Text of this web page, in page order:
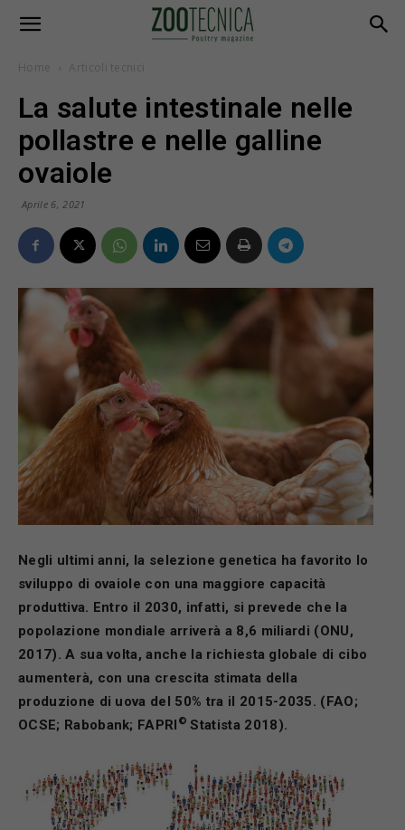
Home Articoli tecnici
La salute intestinale nelle
pollastre e nelle galline
ovaiole
Aprile 6, 2021
Negli ultimi anni, la selezione genetica ha favorito lo
sviluppo di ovaiole con una maggiore capacità
produttiva. Entro il 2030, infatti, si prevede che la
popolazione mondiale arriverà a 8,6 miliardi (ONU,
2017). A sua volta, anche la richiesta globale di cibo
aumenterà, con una crescita stimata della
produzione di uova del 50% tra il 2015-2035. (FAO;
OCSE; Rabobank; FAPRI © Statista 2018).